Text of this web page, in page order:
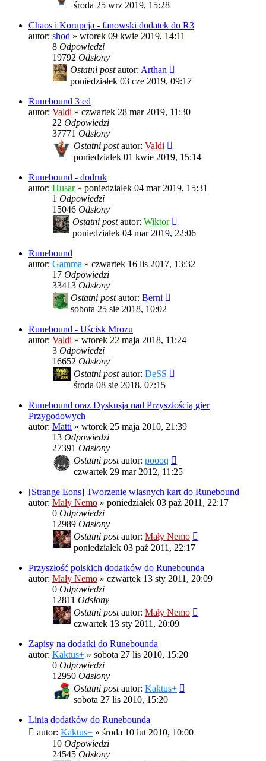
środa 25 wrz 2019, 15:28
Chaos i Korupcja - fanowski dodatek do R3
autor: shod » wtorek 09 kwie 2019, 14:11
8 Odpowiedzi
19792 Odsłony
Ostatni postautor: Arthan
poniedziałek 03 cze 2019, 09:17
Runebound 3 ed
autor: Valdi » czwartek 28 mar 2019, 11:30
22 Odpowiedzi
37771 Odsłony
Ostatni postautor: Valdi
poniedziałek 01 kwie 2019, 15:14
Runebound - dodruk
autor: Husar» poniedziałek 04 mar 2019, 15:31
1 Odpowiedzi
15046 Odsłony
Ostatni postautor: Wiktor
poniedziałek 04 mar 2019, 22:06
Runebound
autor: Gamma » czwartek 16 lis 2017, 13:32
17 Odpowiedzi
33413 Odsłony
Ostatni postautor: Berni
sobota 25 sie 2018, 10:02
Runebound - Uścisk Mrozu
autor: Valdi » wtorek 22 maja 2018, 11:24
3 Odpowiedzi
16652 Odsłony
Ostatni postautor: DeSS
środa 08 sie 2018, 07:15
Runebound oraz Dyskusja nad Przyszłością gier
Przygodowych
autor: Matti » wtorek 25 maja 2010, 21:39
13 Odpowiedzi
27391 Odsłony
Ostatni postautor: poooq
czwartek 29 mar 2012, 11:25
[Strange Eons] Tworzenie własnych kart do Runebound
autor: Mały Nemo » poniedziałek 03 paź 2011, 22:17
0 Odpowiedzi
12989 Odsłony
Ostatni postautor: Mały Nemo
poniedziałek 03 paź 2011, 22:17
Przyszłość polskich dodatków do Runebounda
autor: Mały Nemo » czwartek 13 sty 2011, 20:09
0 Odpowiedzi
12811 Odsłony
Ostatni postautor: Mały Nemo
czwartek 13 sty 2011, 20:09
Zapisy na dodatki do Runebounda
autor: Kaktus+ » sobota 27 lis 2010, 15:20
0 Odpowiedzi
12950 Odsłony
Ostatni postautor: Kaktus+
sobota 27 lis 2010, 15:20
Linia dodatków do Runebounda
autor: Kaktus+ » środa 10 lut 2010, 10:00
10 Odpowiedzi
24545 Odsłony